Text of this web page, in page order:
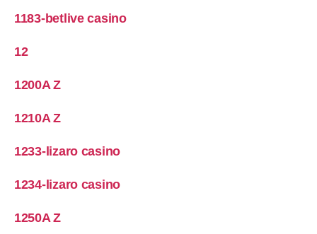
1183-betlive casino
12
1200A Z
1210A Z
1233-lizaro casino
1234-lizaro casino
1250A Z